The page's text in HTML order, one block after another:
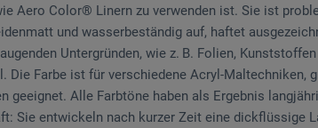
Aero Color® Linern zu verwenden ist. Sie ist
und wasser­beständig auf, haftet
Untergründen, wie z. B. Folien,
Die Farbe ist für verschiedene Acryl-Maltechniken,
geeignet. Alle Farbtöne haben als Ergebnis
Sie entwickeln nach kurzer Zeit eine dickflüssige